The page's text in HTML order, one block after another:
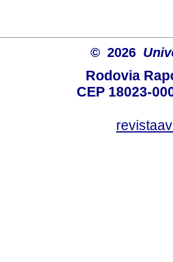
© 2026
Rodovia
CEP 18023-